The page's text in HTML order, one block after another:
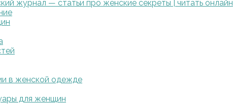
журнал — статьи про женские секреты | читать онлайн
в женской одежде
для женщин